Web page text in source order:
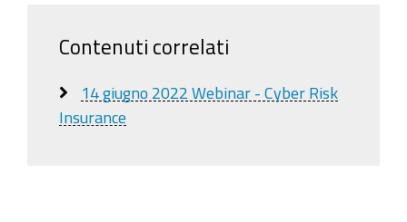
Contenuti correlati
14 giugno 2022 Webinar - Cyber Risk
Insurance